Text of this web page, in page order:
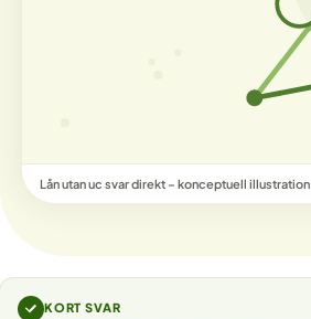
Lån utan uc svar direkt – konceptuell illustration
KORT SVAR